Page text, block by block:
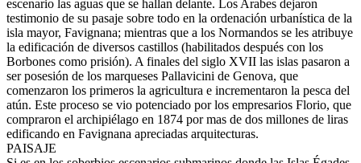
escenario las aguas que se hallan delante. Los Arabes dejaron
testimonio de su pasaje sobre todo en la ordenación urbanística de la
isla mayor, Favignana; mientras que a los Normandos se les atribuye
la edificación de diversos castillos (habilitados después con los
Borbones como prisión). A finales del siglo XVII las islas pasaron a
ser posesión de los marqueses Pallavicini de Genova, que
comenzaron los primeros la agricultura e incrementaron la pesca del
atún. Este proceso se vio potenciado por los empresarios Florio, que
compraron el archipiélago en 1874 por mas de dos millones de liras
edificando en Favignana apreciadas arquitecturas.
PAISAJE